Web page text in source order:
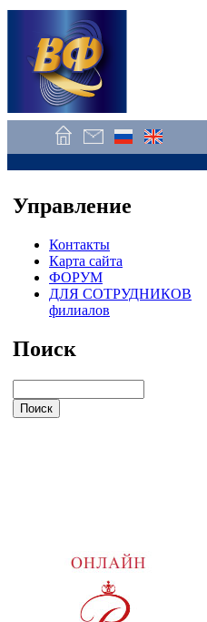
Управление
Контакты
Карта сайта
ФОРУМ
ДЛЯ СОТРУДНИКОВ
филиалов
Поиск